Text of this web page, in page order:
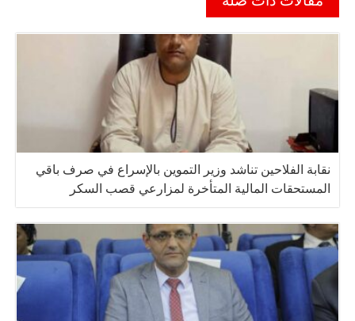
نقابة الفلاحين تناشد وزير التموين بالإسراع في صرف باقي
المستحقات المالية المتأخرة لمزارعي قصب السكر